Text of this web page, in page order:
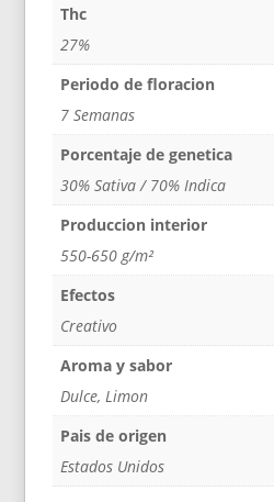
Thc
27%
Periodo de floracion
7 Semanas
Porcentaje de genetica
30% Sativa / 70% Indica
Produccion interior
550-650 g/m²
Efectos
Creativo
Aroma y sabor
Dulce, Limon
Pais de origen
Estados Unidos